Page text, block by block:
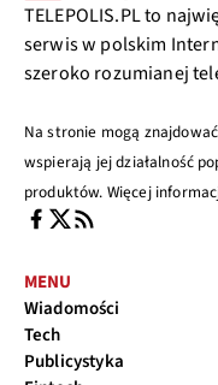
TELEPOLIS.PL to
serwis w polskim
szeroko rozumianej
Na stronie mogą
wspierają jej działalność
produktów. Więcej
MENU
Wiadomości
Tech
Publicystyka